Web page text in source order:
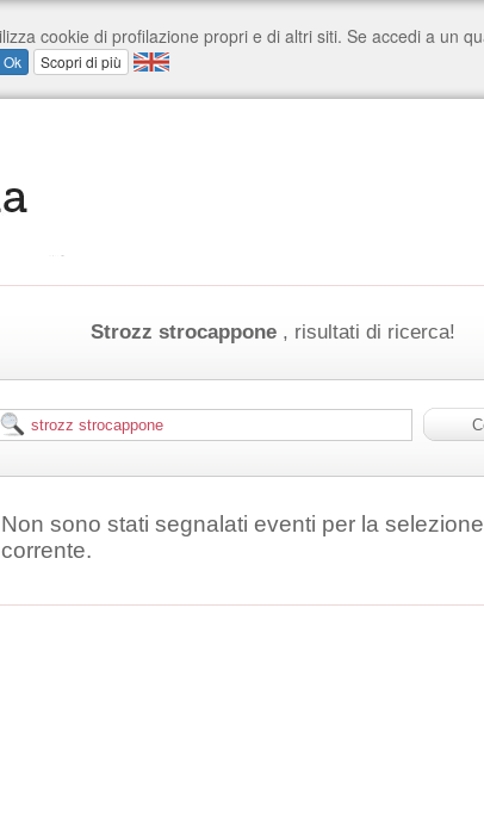
Strozz strocappone , risultati di ricerca!
Non sono stati segnalati eventi per la selezione
corrente.